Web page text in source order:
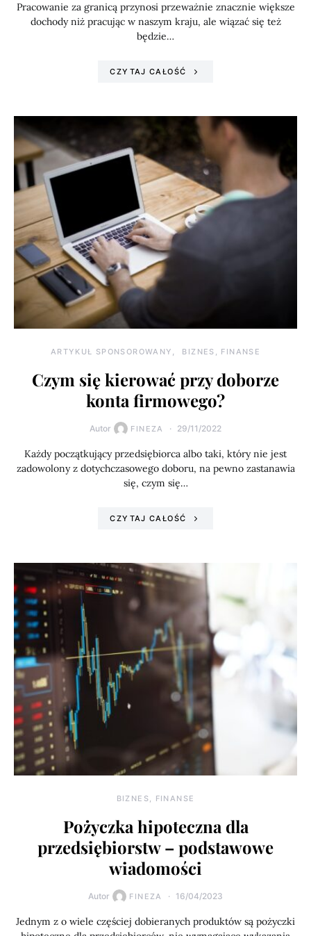
Pracowanie za granicą przynosi przeważnie znacznie większe
dochody niż pracując w naszym kraju, ale wiązać się też
będzie…
CZYTAJ CAŁOŚĆ
ARTYKUŁ SPONSOROWANY BIZNES, FINANSE
Czym się kierować przy doborze
konta firmowego?
Autor FINEZA 29/11/2022
Każdy początkujący przedsiębiorca albo taki, który nie jest
zadowolony z dotychczasowego doboru, na pewno zastanawia
się, czym się…
CZYTAJ CAŁOŚĆ
BIZNES, FINANSE
Pożyczka hipoteczna dla
przedsiębiorstw – podstawowe
wiadomości
Autor FINEZA 16/04/2023
Jednym z o wiele częściej dobieranych produktów są pożyczki